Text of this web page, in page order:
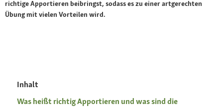
richtige Apportieren beibringst, sodass es zu einer artgerechten
Übung mit vielen Vorteilen wird.
Inhalt
Was heißt richtig Apportieren und was sind die